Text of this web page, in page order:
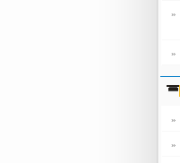
»
»
»
»